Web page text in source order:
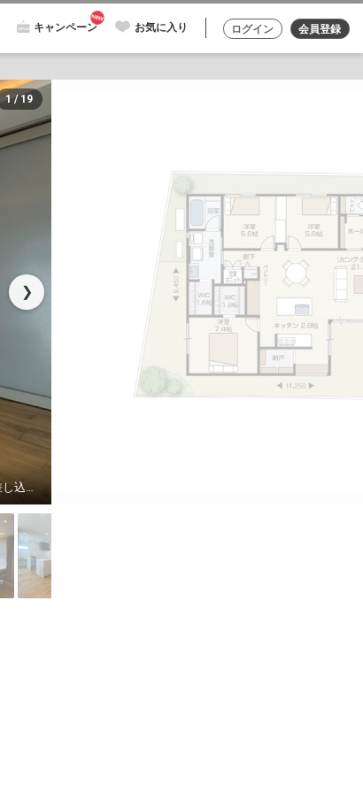
キャンペーン お気に入り ログイン 会員登録
21.3帖の広々としたLDKは、間接照明が開放感と上質さを演出。 大きな窓からたっぷりと陽光が差し込み、明るく心地よい空間が広がります。
❯
1 / 19